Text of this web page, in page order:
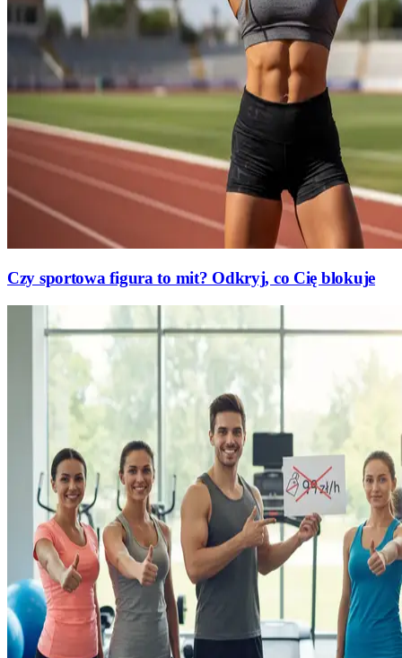
Czy sportowa figura to mit? Odkryj, co Cię blokuje